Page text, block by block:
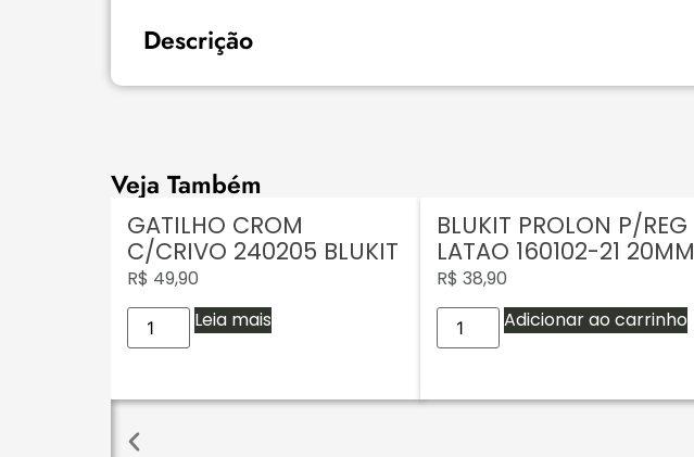
Descrição
Veja Também
GATILHO CROM
C/CRIVO 240205 BLUKIT
R$ 49,90
Leia mais
BLUKIT PROLON P/REG
LATAO 160102-21 20MM
R$ 38,90
Adicionar ao carrinho